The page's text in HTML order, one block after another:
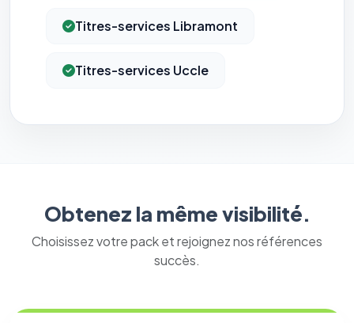
Titres-services Libramont
Titres-services Uccle
Obtenez la même visibilité.
Choisissez votre pack et rejoignez nos références
succès.